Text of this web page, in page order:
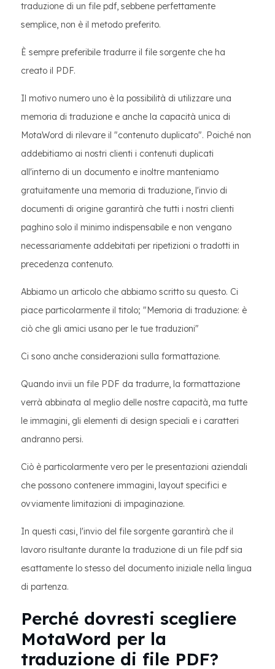
traduzione di un file pdf, sebbene perfettamente
semplice, non è il metodo preferito.
È sempre preferibile tradurre il file sorgente che ha
creato il PDF.
Il motivo numero uno è la possibilità di utilizzare una
memoria di traduzione e anche la capacità unica di
MotaWord di rilevare il "contenuto duplicato". Poiché non
addebitiamo ai nostri clienti i contenuti duplicati
all'interno di un documento e inoltre manteniamo
gratuitamente una memoria di traduzione, l'invio di
documenti di origine garantirà che tutti i nostri clienti
paghino solo il minimo indispensabile e non vengano
necessariamente addebitati per ripetizioni o tradotti in
precedenza contenuto.
Abbiamo un articolo che abbiamo scritto su questo. Ci
piace particolarmente il titolo; "Memoria di traduzione: è
ciò che gli amici usano per le tue traduzioni"
Ci sono anche considerazioni sulla formattazione.
Quando invii un file PDF da tradurre, la formattazione
verrà abbinata al meglio delle nostre capacità, ma tutte
le immagini, gli elementi di design speciali e i caratteri
andranno persi.
Ciò è particolarmente vero per le presentazioni aziendali
che possono contenere immagini, layout specifici e
ovviamente limitazioni di impaginazione.
In questi casi, l'invio del file sorgente garantirà che il
lavoro risultante durante la traduzione di un file pdf sia
esattamente lo stesso del documento iniziale nella lingua
di partenza.
Perché dovresti scegliere
MotaWord per la
traduzione di file PDF?